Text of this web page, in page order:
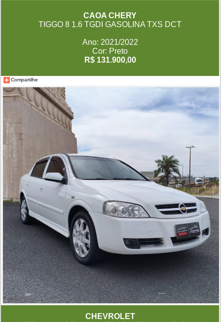
CAOA CHERY
TIGGO 8 1.6 TGDI GASOLINA TXS DCT
Ano: 2021/2022
Cor: Preto
R$ 131.900,00
Compartilhe
CHEVROLET